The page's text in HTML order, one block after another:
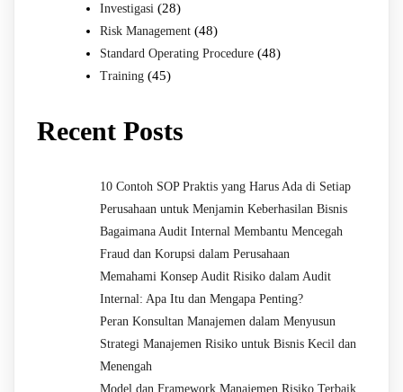
Investigasi (28)
Risk Management (48)
Standard Operating Procedure (48)
Training (45)
Recent Posts
10 Contoh SOP Praktis yang Harus Ada di Setiap
Perusahaan untuk Menjamin Keberhasilan Bisnis
Bagaimana Audit Internal Membantu Mencegah
Fraud dan Korupsi dalam Perusahaan
Memahami Konsep Audit Risiko dalam Audit
Internal: Apa Itu dan Mengapa Penting?
Peran Konsultan Manajemen dalam Menyusun
Strategi Manajemen Risiko untuk Bisnis Kecil dan
Menengah
Model dan Framework Manajemen Risiko Terbaik